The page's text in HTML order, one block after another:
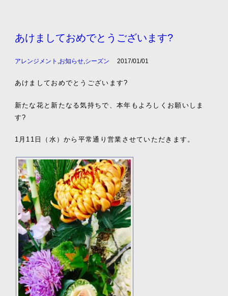
あけましておめでとうございます?
アレンジメント ,お知らせ,シーズン 2017/01/01
あけましておめでとうございます?
新たな花と新たなる気持ちで、本年もよろしくお願いしま
す?
1月11日（水）から平常通り営業させていただきます。